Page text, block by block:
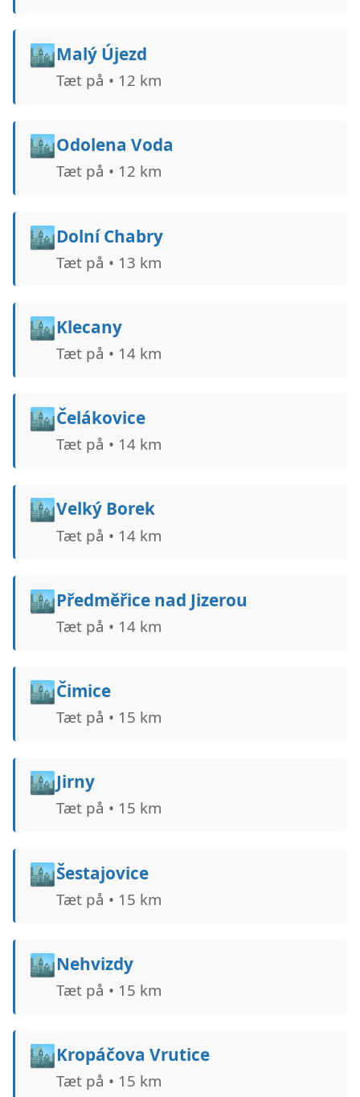
🏙️Malý Újezd
Tæt på • 12 km
🏙️Odolena Voda
Tæt på • 12 km
🏙️Dolní Chabry
Tæt på • 13 km
🏙️Klecany
Tæt på • 14 km
🏙️Čelákovice
Tæt på • 14 km
🏙️Velký Borek
Tæt på • 14 km
🏙️Předměřice nad Jizerou
Tæt på • 14 km
🏙️Čimice
Tæt på • 15 km
🏙️Jirny
Tæt på • 15 km
🏙️Šestajovice
Tæt på • 15 km
🏙️Nehvizdy
Tæt på • 15 km
🏙️Kropáčova Vrutice
Tæt på • 15 km